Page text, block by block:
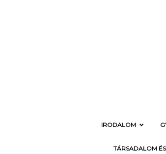
IRODALOM
TÁRSADALOM